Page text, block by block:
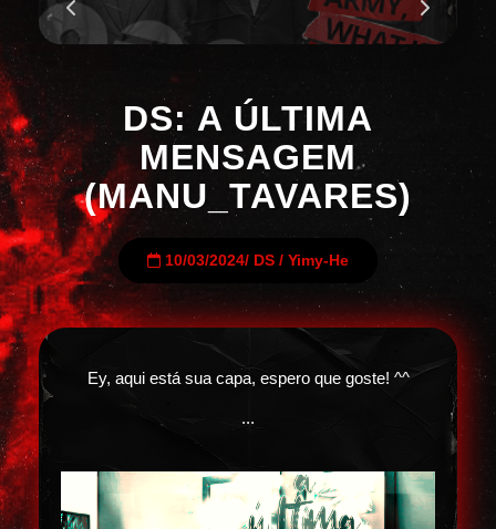
DS: A ÚLTIMA
MENSAGEM
(MANU_TAVARES)
10/03/2024/ DS / Yimy-He
Ey, aqui está sua capa, espero que goste! ^^
...